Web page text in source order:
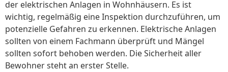
der elektrischen Anlagen in Wohnhäusern. Es ist
wichtig, regelmäßig eine Inspektion durchzuführen, um
potenzielle Gefahren zu erkennen. Elektrische Anlagen
sollten von einem Fachmann überprüft und Mängel
sollten sofort behoben werden. Die Sicherheit aller
Bewohner steht an erster Stelle.